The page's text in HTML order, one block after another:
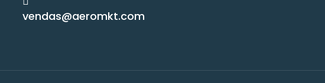
vendas@aeromkt.com